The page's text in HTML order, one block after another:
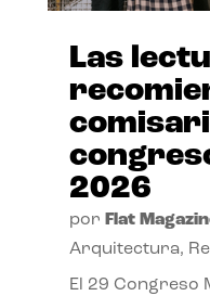
Las
2026
por Flat
Arquitectura,
El 29 Congreso